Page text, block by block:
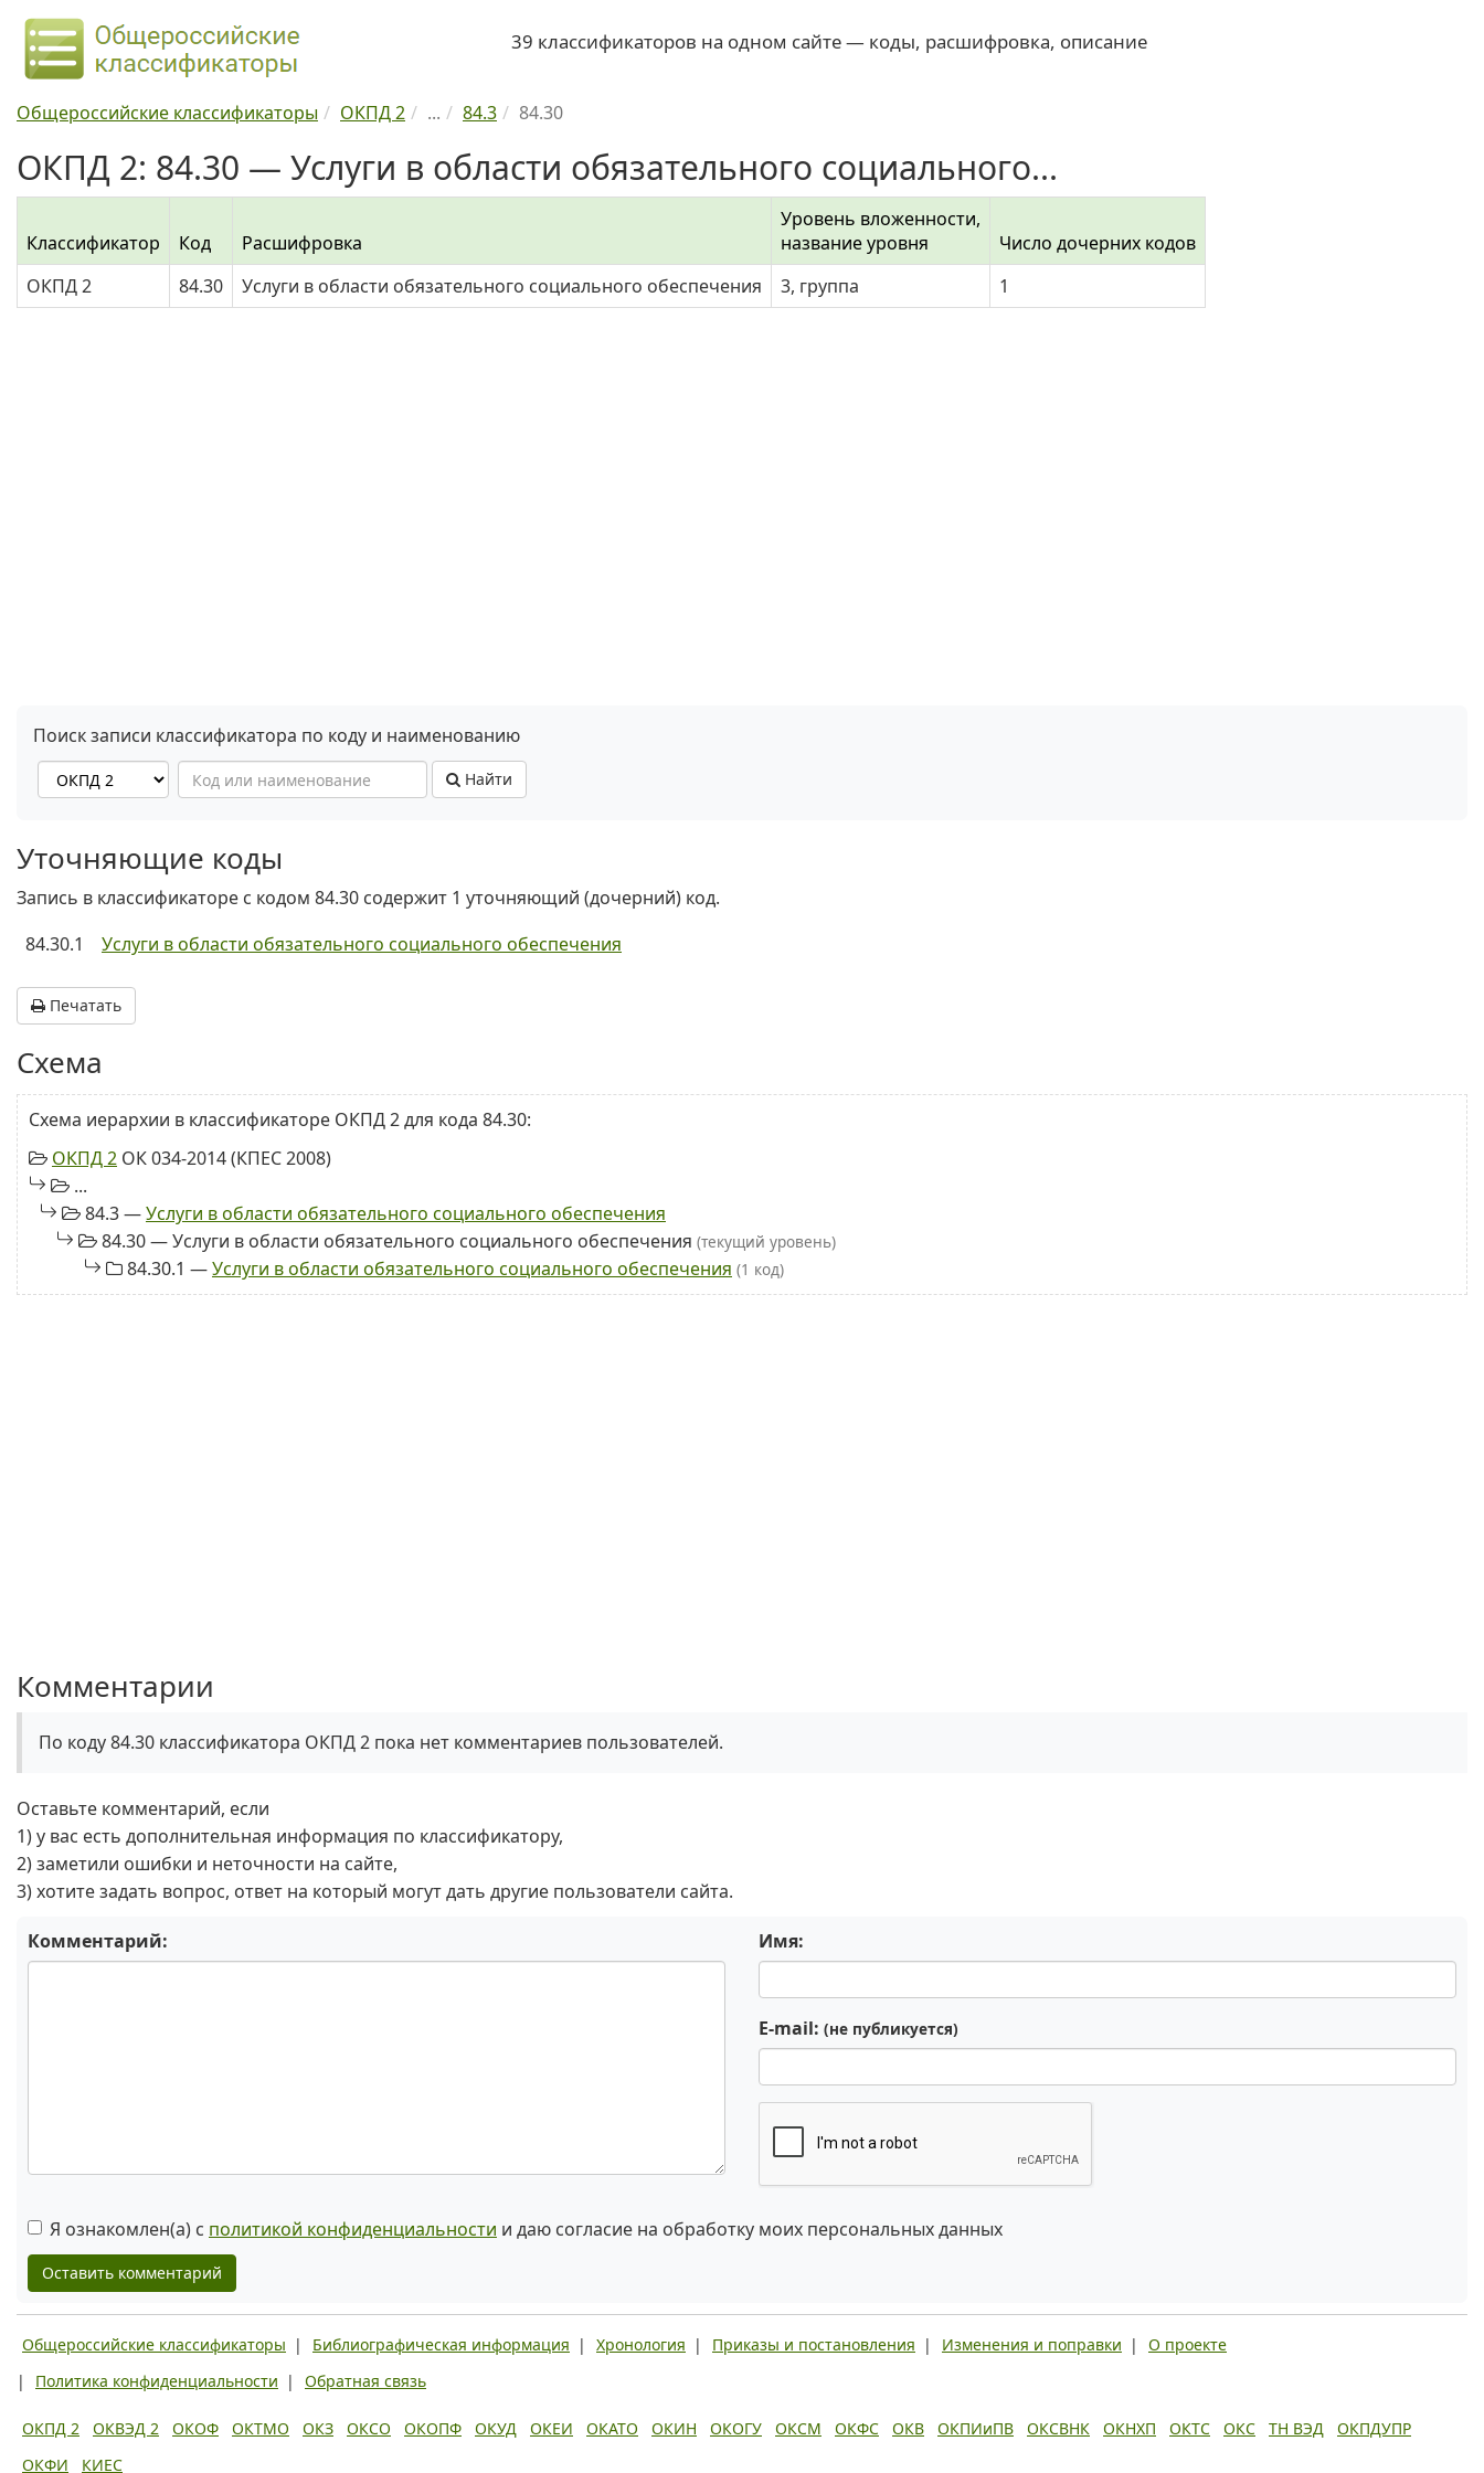
39 классификаторов на одном сайте — коды, расшифровка, описание
Общероссийские классификаторы ОКПД 2 ... 84.3 84.30
ОКПД 2: 84.30 — Услуги в области обязательного социального...
Классификатор Код Расшифровка
Уровень вложенности,
название уровня
Число дочерних кодов
ОКПД 2
84.30 Услуги в области обязательного социального обеспечения 3, группа 1
Поиск записи классификатора по коду и наименованию
Найти
Уточняющие коды
Запись в классификаторе с кодом 84.30 содержит 1 уточняющий (дочерний) код.
84.30.1
Услуги в области обязательного социального обеспечения
Печатать
Схема
Схема иерархии в классификаторе ОКПД 2 для кода 84.30:
ОКПД 2 ОК 034-2014 (КПЕС 2008)
...
84.3 —Услуги в области обязательного социального обеспечения
84.30 — Услуги в области обязательного социального обеспечения (текущий уровень)
84.30.1 —Услуги в области обязательного социального обеспечения (1 код)
Комментарии
По коду 84.30 классификатора ОКПД 2 пока нет комментариев пользователей.
Оставьте комментарий, если
1) у вас есть дополнительная информация по классификатору,
2) заметили ошибки и неточности на сайте,
3) хотите задать вопрос, ответ на который могут дать другие пользователи сайта.
Комментарий: Имя:
E-mail: (не публикуется)
Я ознакомлен(а) с политикой конфиденциальности и даю согласие на обработку моих персональных данных
Оставить комментарий
Общероссийские классификаторы | Библиографическая информация | Хронология | Приказы и постановления | Изменения и поправки |
О проекте
|
Политика конфиденциальности | Обратная связь
ОКПД 2 ОКВЭД 2 ОКОФ ОКТМО ОКЗ ОКСО ОКОПФ ОКУД ОКЕИ ОКАТО ОКИН ОКОГУ ОКСМ ОКФС ОКВ ОКПИиПВ ОКСВНК ОКНХП ОКТС ОКС ТН ВЭД
ОКПДУПР
ОКФИ
КИЕС